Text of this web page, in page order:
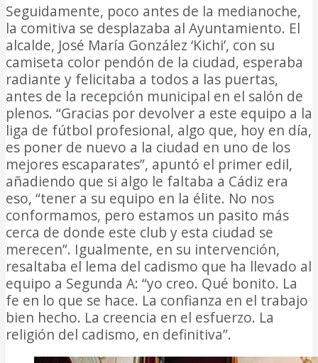
Seguidamente, poco antes de la medianoche,
la comitiva se desplazaba al Ayuntamiento. El
alcalde, José María González ‘Kichi’, con su
camiseta color pendón de la ciudad, esperaba
radiante y felicitaba a todos a las puertas,
antes de la recepción municipal en el salón de
plenos. “Gracias por devolver a este equipo a la
liga de fútbol profesional, algo que, hoy en día,
es poner de nuevo a la ciudad en uno de los
mejores escaparates”, apuntó el primer edil,
añadiendo que si algo le faltaba a Cádiz era
eso, “tener a su equipo en la élite. No nos
conformamos, pero estamos un pasito más
cerca de donde este club y esta ciudad se
merecen”. Igualmente, en su intervención,
resaltaba el lema del cadismo que ha llevado al
equipo a Segunda A: “yo creo. Qué bonito. La
fe en lo que se hace. La confianza en el trabajo
bien hecho. La creencia en el esfuerzo. La
religión del cadismo, en definitiva”.